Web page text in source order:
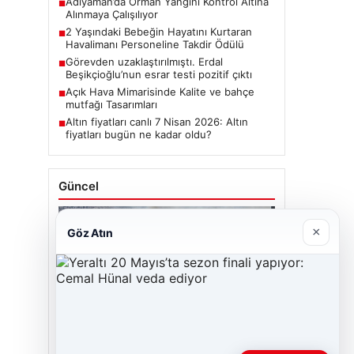
■
Alınmaya Çalışılıyor
■2 Yaşındaki Bebeğin Hayatını Kurtaran
Havalimanı Personeline Takdir Ödülü
■Görevden uzaklaştırılmıştı. Erdal
Beşikçioğlu’nun esrar testi pozitif çıktı
■Açık Hava Mimarisinde Kalite ve bahçe
mutfağı Tasarımları
■Altın fiyatları canlı 7 Nisan 2026: Altın
fiyatları bugün ne kadar oldu?
Güncel
06/08/2026
Göz Atın ×